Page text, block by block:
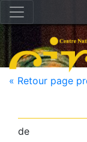
« Retour page
de